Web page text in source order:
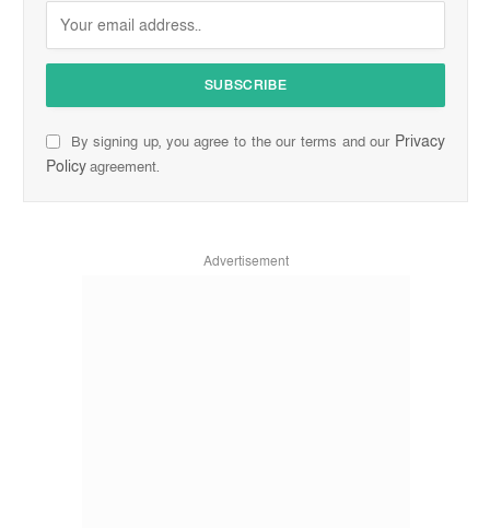
By signing up, you agree to the our terms and our Privacy
Policyagreement.
Advertisement